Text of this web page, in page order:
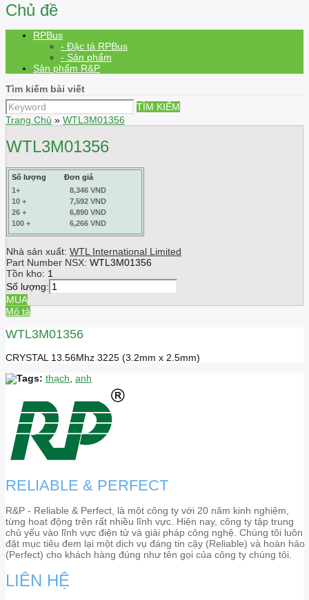
Chủ đề
RPBus
- Đặc tả RPBus
- Sản phẩm
Sản phẩm R&P
Tìm kiếm bài viết
TÌM KIẾM
Trang Chủ » WTL3M01356
WTL3M01356
Số lượng
Đơn giá
1+
8,346 VND
10 +
7,592 VND
26 +
6,890 VND
100 +
6,266 VND
Nhà sản xuất: WTL International Limited
Part Number NSX: WTL3M01356
Tồn kho: 1
Số lượng:
MUA
Mô tả
WTL3M01356
CRYSTAL 13.56Mhz 3225 (3.2mm x 2.5mm)
Tags: thạch anh
RELIABLE & PERFECT
R&P - Reliable & Perfect, là một công ty với 20 năm kinh nghiệm,
từng hoạt động trên rất nhiều lĩnh vực. Hiện nay, công ty tập trung
chủ yếu vào lĩnh vực điện tử và giải pháp công nghệ. Chúng tôi luôn
đặt mục tiêu đem lại một dịch vụ đáng tin cậy (Reliable) và hoàn hảo
(Perfect) cho khách hàng đúng như tên gọi của công ty chúng tôi.
LIÊN HỆ